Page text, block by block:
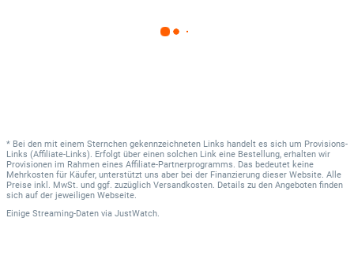
* Bei den mit einem Sternchen gekennzeichneten Links handelt es sich um Provisions-
Links (Affiliate-Links). Erfolgt über einen solchen Link eine Bestellung, erhalten wir
Provisionen im Rahmen eines Affiliate-Partnerprogramms. Das bedeutet keine
Mehrkosten für Käufer, unterstützt uns aber bei der Finanzierung dieser Website. Alle
Preise inkl. MwSt. und ggf. zuzüglich Versandkosten. Details zu den Angeboten finden
sich auf der jeweiligen Webseite.
Einige Streaming-Daten via JustWatch.